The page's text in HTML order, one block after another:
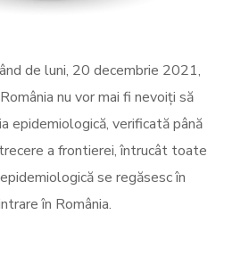
de luni, 20 decembrie 2021,
nu vor mai fi nevoiți să
epidemiologică, verificată până
afrontierei, întrucât toate
seregăsesc în
în România.